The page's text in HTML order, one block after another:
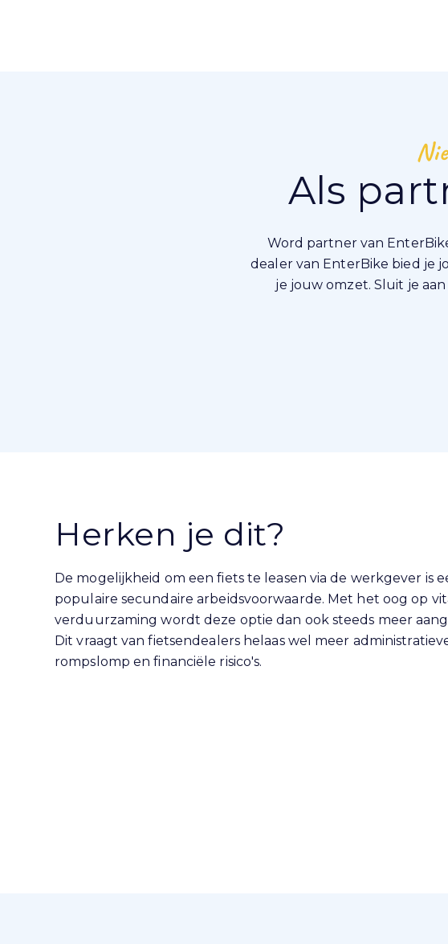
Als
Word partner van
dealer van EnterBike bied je
je jouw omzet. Sluit je
Herken je dit?
De mogelijkheid om een fiets te leasen via de werkgever is
populaire secundaire arbeidsvoorwaarde. Met het oog op
verduurzaming wordt deze optie dan ook steeds meer
Dit vraagt van fietsendealers helaas wel meer
rompslomp en financiële risico's.